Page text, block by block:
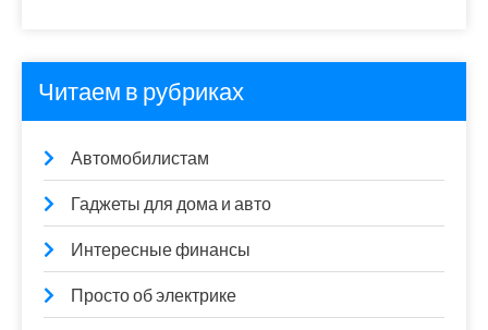
Читаем в рубриках
Автомобилистам
Гаджеты для дома и авто
Интересные финансы
Просто об электрике